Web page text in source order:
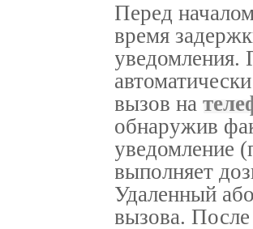
Перед
время
уведомления.
вызов на
обнаружив
уведомление
выполняет
Удаленный
вызова.